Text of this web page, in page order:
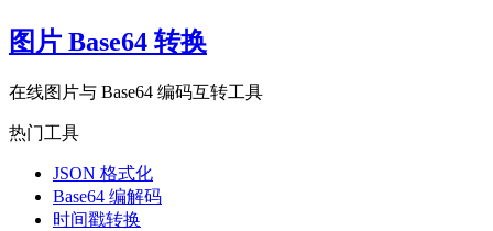
图片 Base64 转换
在线图片与 Base64 编码互转工具
热门工具
JSON 格式化
Base64 编解码
时间戳转换